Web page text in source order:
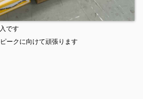
です
ークに向けて頑張ります